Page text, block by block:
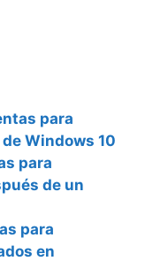
para
Windows 10
para
de un
para
en